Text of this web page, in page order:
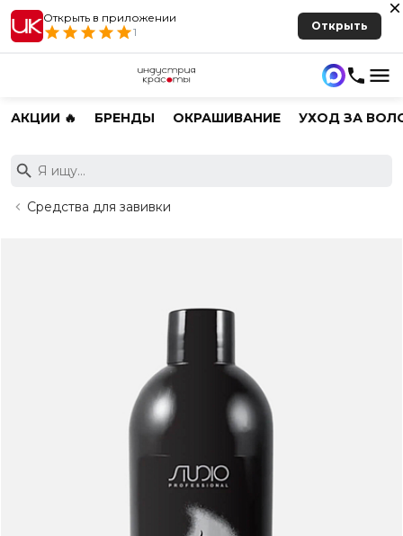
Открыть в приложении
1
Открыть
АКЦИИ 🔥 БРЕНДЫ ОКРАШИВАНИЕ УХОД ЗА
Средства для завивки